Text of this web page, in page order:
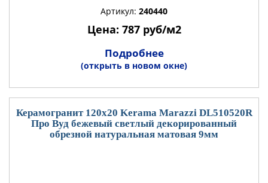
Артикул: 240440
Цена: 787 руб/м2
Подробнее
(открыть в новом окне)
Керамогранит 120x20 Kerama Marazzi DL510520R
Про Вуд бежевый светлый декорированный
обрезной натуральная матовая 9мм